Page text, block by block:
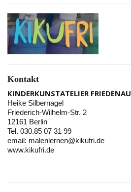
Kontakt
KINDERKUNSTATELIER FRIEDENAU
Heike Silbernagel
Friederich-Wilhelm-Str. 2
12161 Berlin
Tel. 030.85 07 31 99
email: malenlernen@kikufri.de
www.kikufri.de